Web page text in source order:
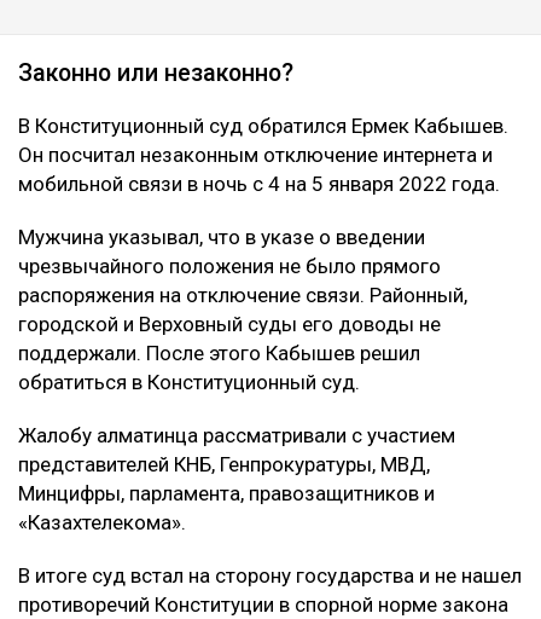
Законно или незаконно?
В Конституционный суд обратился Ермек Кабышев.
Он посчитал незаконным отключение интернета и
мобильной связи в ночь с 4 на 5 января 2022 года.
Мужчина указывал, что в указе о введении
чрезвычайного положения не было прямого
распоряжения на отключение связи. Районный,
городской и Верховный суды его доводы не
поддержали. После этого Кабышев решил
обратиться в Конституционный суд.
Жалобу алматинца рассматривали с участием
представителей КНБ, Генпрокуратуры, МВД,
Минцифры, парламента, правозащитников и
«Казахтелекома».
В итоге суд встал на сторону государства и не нашел
противоречий Конституции в спорной норме закона